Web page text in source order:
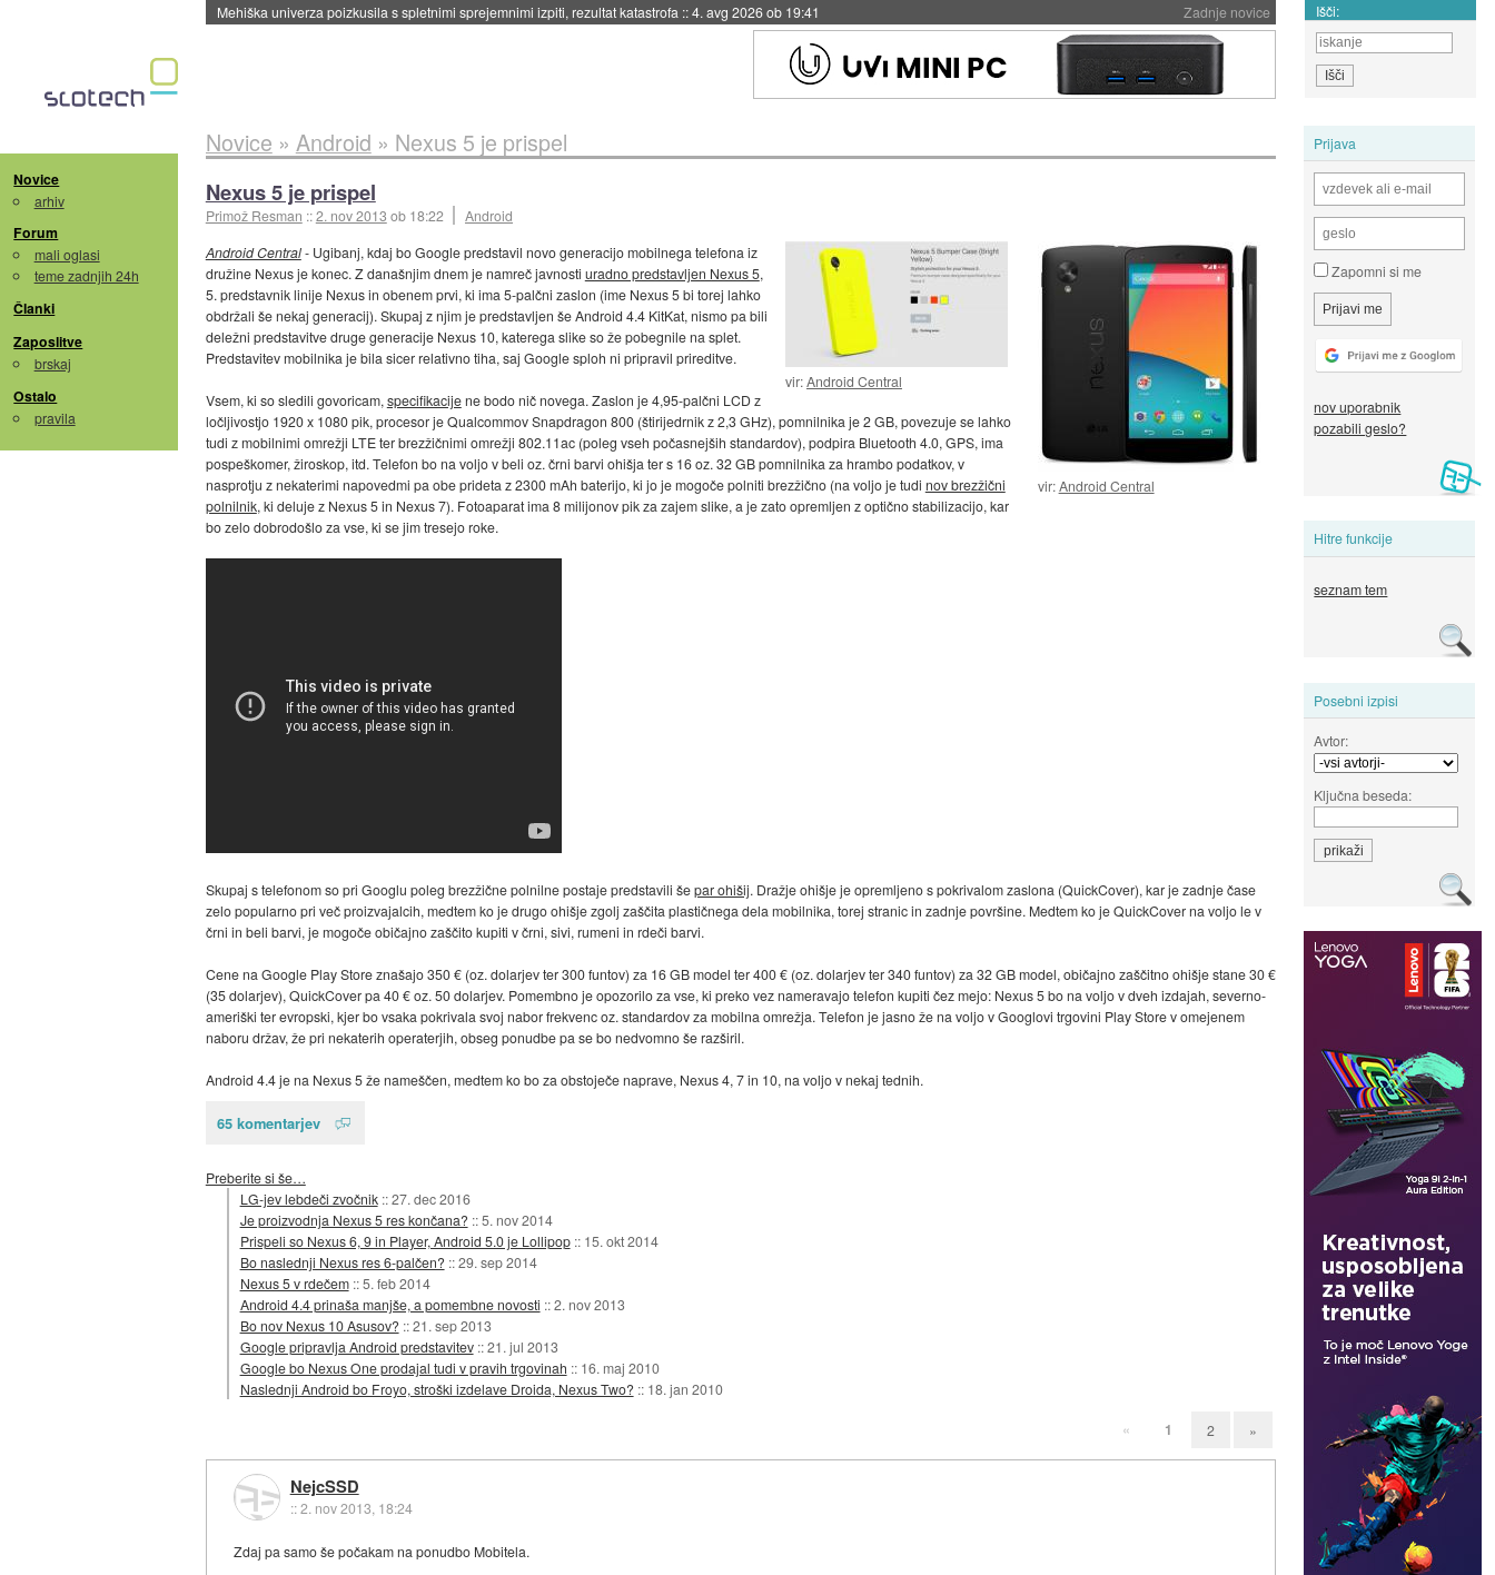
Zadnje novice
Evropska vesoljska agencija razvija svojo raketo za večkratno uporabo::4. avg 2026 ob 19:41 Išči:
Novice
arhiv
Forum
mali oglasi
teme zadnjih 24h
Članki
Zaposlitve
brskaj
Ostalo
pravila
Prijava
Zapomni si me
nov uporabnik
pozabili geslo?
Hitre funkcije
seznam tem
Posebni izpisi
Avtor:
Ključna beseda:
Novice » Android » Nexus 5 je prispel
Nexus 5 je prispel
Primož Resman ::2. nov 2013 ob 18:22 Android
vir:Android Central
vir:Android Central
Android Central- Ugibanj, kdaj bo Google predstavil novo generacijo mobilnega telefona iz
družine Nexus je konec. Z današnjim dnem je namreč javnosti uradno predstavljen Nexus 5,
5. predstavnik linije Nexus in obenem prvi, ki ima 5-palčni zaslon (ime Nexus 5 bi torej lahko
obdržali še nekaj generacij). Skupaj z njim je predstavljen še Android 4.4 KitKat, nismo pa bili
deležni predstavitve druge generacije Nexus 10, katerega slike so že pobegnile na splet.
Predstavitev mobilnika je bila sicer relativno tiha, saj Google sploh ni pripravil prireditve.
Vsem, ki so sledili govoricam, specifikacijene bodo nič novega. Zaslon je 4,95-palčni LCD z
ločljivostjo 1920 x 1080 pik, procesor je Qualcommov Snapdragon 800 (štirijedrnik z 2,3 GHz), pomnilnika je 2 GB, povezuje se lahko
tudi z mobilnimi omrežji LTE ter brezžičnimi omrežji 802.11ac (poleg vseh počasnejših standardov), podpira Bluetooth 4.0, GPS, ima
pospeškomer, žiroskop, itd. Telefon bo na voljo v beli oz. črni barvi ohišja ter s 16 oz. 32 GB pomnilnika za hrambo podatkov, v
nasprotju z nekaterimi napovedmi pa obe prideta z 2300 mAh baterijo, ki jo je mogoče polniti brezžično (na voljo je tudi nov brezžični
polnilnik, ki deluje z Nexus 5 in Nexus 7). Fotoaparat ima 8 milijonov pik za zajem slike, a je zato opremljen z optično stabilizacijo, kar
bo zelo dobrodošlo za vse, ki se jim tresejo roke.
Skupaj s telefonom so pri Googlu poleg brezžične polnilne postaje predstavili šepar ohišij. Dražje ohišje je opremljeno s pokrivalom zaslona (QuickCover), kar je zadnje čase
zelo popularno pri več proizvajalcih, medtem ko je drugo ohišje zgolj zaščita plastičnega dela mobilnika, torej stranic in zadnje površine. Medtem ko je QuickCover na voljo le v
črni in beli barvi, je mogoče običajno zaščito kupiti v črni, sivi, rumeni in rdeči barvi.
Cene na Google Play Store znašajo 350 € (oz. dolarjev ter 300 funtov) za 16 GB model ter 400 € (oz. dolarjev ter 340 funtov) za 32 GB model, običajno zaščitno ohišje stane 30 €
(35 dolarjev), QuickCover pa 40 € oz. 50 dolarjev. Pomembno je opozorilo za vse, ki preko vez nameravajo telefon kupiti čez mejo: Nexus 5 bo na voljo v dveh izdajah, severno-
ameriški ter evropski, kjer bo vsaka pokrivala svoj nabor frekvenc oz. standardov za mobilna omrežja. Telefon je jasno že na voljo v Googlovi trgovini Play Store v omejenem
naboru držav, že pri nekaterih operaterjih, obseg ponudbe pa se bo nedvomno še razširil.
Android 4.4 je na Nexus 5 že nameščen, medtem ko bo za obstoječe naprave, Nexus 4, 7 in 10, na voljo v nekaj tednih.
65 komentarjev
Preberite si še…
LG-jev lebdeči zvočnik ::27. dec 2016
Je proizvodnja Nexus 5 res končana? ::5. nov 2014
Prispeli so Nexus 6, 9 in Player, Android 5.0 je Lollipop :: 15. okt 2014
Bo naslednji Nexus res 6-palčen? ::29. sep 2014
Nexus 5 v rdečem ::5. feb 2014
Android 4.4 prinaša manjše, a pomembne novosti ::2. nov 2013
Bo nov Nexus 10 Asusov? ::21. sep 2013
Google pripravlja Android predstavitev ::21. jul 2013
Google bo Nexus One prodajal tudi v pravih trgovinah :: 16. maj 2010
Naslednji Android bo Froyo, stroški izdelave Droida, Nexus Two? :: 18. jan 2010
« 1 2 »
NejcSSD
::2. nov 2013, 18:24
Zdaj pa samo še počakam na ponudbo Mobitela.